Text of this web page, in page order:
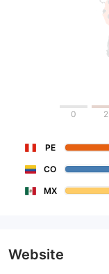
0 2
PE
CO
MX
Website